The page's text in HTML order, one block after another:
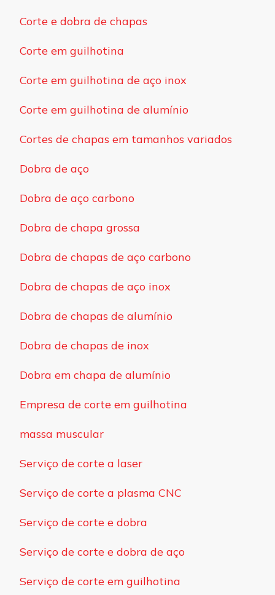
Corte e dobra de chapas
Corte em guilhotina
Corte em guilhotina de aço inox
Corte em guilhotina de alumínio
Cortes de chapas em tamanhos variados
Dobra de aço
Dobra de aço carbono
Dobra de chapa grossa
Dobra de chapas de aço carbono
Dobra de chapas de aço inox
Dobra de chapas de alumínio
Dobra de chapas de inox
Dobra em chapa de alumínio
Empresa de corte em guilhotina
massa muscular
Serviço de corte a laser
Serviço de corte a plasma CNC
Serviço de corte e dobra
Serviço de corte e dobra de aço
Serviço de corte em guilhotina